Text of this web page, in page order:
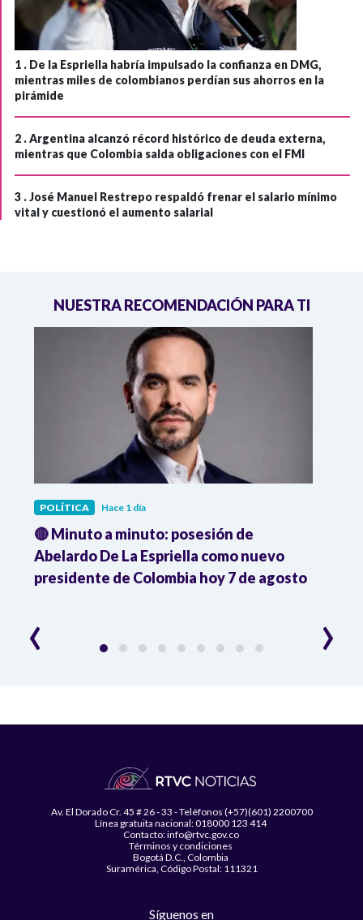
1 . De la Espriella habría impulsado la confianza en DMG,
mientras miles de colombianos perdían sus ahorros en la
pirámide
2 .Argentina alcanzó récord histórico de deuda externa,
mientras que Colombia salda obligaciones con el FMI
3 .José Manuel Restrepo respaldó frenar el salario mínimo
vital y cuestionó el aumento salarial
NUESTRA RECOMENDACIÓN PARA TI
POLÍTICA Hace 1 día
🔴 Minuto a minuto: posesión de
Abelardo De La Espriella como nuevo
presidente de Colombia hoy 7 de agosto
‹ ›
Av. El Dorado Cr. 45 # 26 - 33 - Teléfonos (+57)(601) 2200700
Línea gratuita nacional: 018000 123 414
Contacto: info@rtvc.gov.co
Términos y condiciones
Bogotá D.C., Colombia
Suramérica, Código Postal: 111321
Síguenos en